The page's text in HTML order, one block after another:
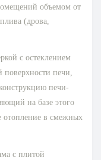
объемом от
(дрова,
с остеклением
поверхности печи,
печи-
на базе этого
отопление в смежных
с плитой